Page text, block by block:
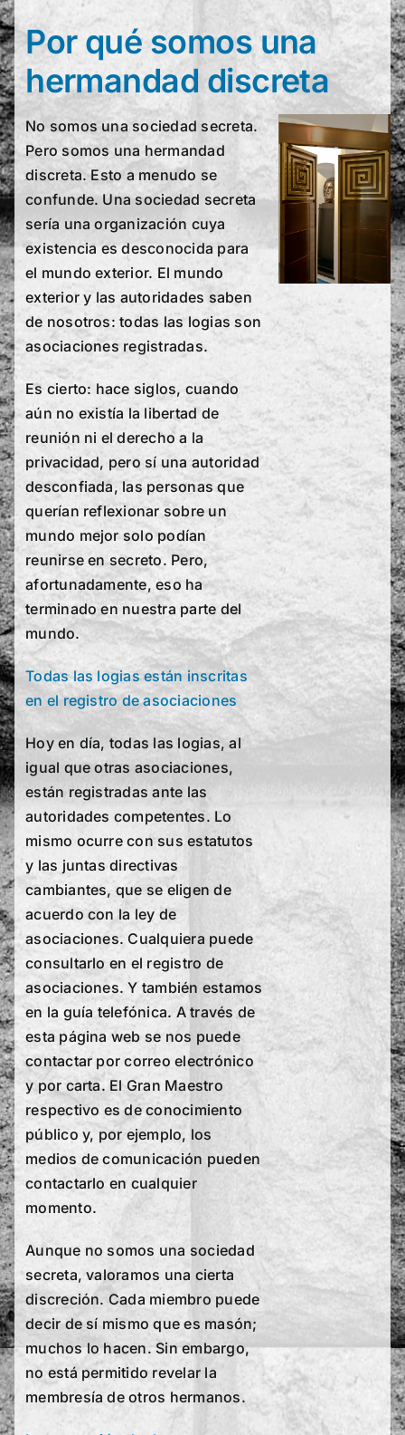
Por qué somos una
hermandad discreta
No somos una sociedad secreta.
Pero somos una hermandad
discreta. Esto a menudo se
confunde. Una sociedad secreta
sería una organización cuya
existencia es desconocida para
el mundo exterior. El mundo
exterior y las autoridades saben
de nosotros: todas las logias son
asociaciones registradas.
Es cierto: hace siglos, cuando
aún no existía la libertad de
reunión ni el derecho a la
privacidad, pero sí una autoridad
desconfiada, las personas que
querían reflexionar sobre un
mundo mejor solo podían
reunirse en secreto. Pero,
afortunadamente, eso ha
terminado en nuestra parte del
mundo.
Todas las logias están inscritas
en el registro de asociaciones
Hoy en día, todas las logias, al
igual que otras asociaciones,
están registradas ante las
autoridades competentes. Lo
mismo ocurre con sus estatutos
y las juntas directivas
cambiantes, que se eligen de
acuerdo con la ley de
asociaciones. Cualquiera puede
consultarlo en el registro de
asociaciones. Y también estamos
en la guía telefónica. A través de
esta página web se nos puede
contactar por correo electrónico
y por carta. El Gran Maestro
respectivo es de conocimiento
público y, por ejemplo, los
medios de comunicación pueden
contactarlo en cualquier
momento.
Aunque no somos una sociedad
secreta, valoramos una cierta
discreción. Cada miembro puede
decir de sí mismo que es masón;
muchos lo hacen. Sin embargo,
no está permitido revelar la
membresía de otros hermanos.